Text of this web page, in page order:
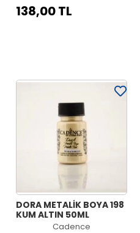
138,00 TL
DORA METALİK BOYA 198
KUM ALTIN 50ML
Cadence